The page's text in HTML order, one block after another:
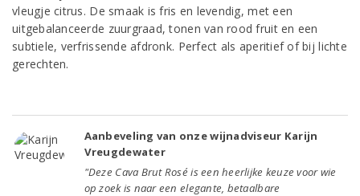
vleugje citrus. De smaak is fris en levendig, met een
uitgebalanceerde zuurgraad, tonen van rood fruit en een
subtiele, verfrissende afdronk. Perfect als aperitief of bij lichte
gerechten.
Aanbeveling van onze wijnadviseur Karijn
Vreugdewater
"Deze Cava Brut Rosé is een heerlijke keuze voor wie
op zoek is naar een elegante, betaalbare